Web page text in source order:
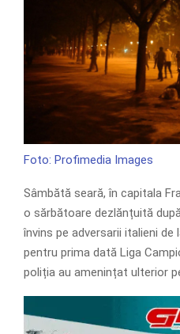
Foto: Profimedia Images
Sâmbătă seară, în capitala
o sărbătoare dezlănțuită
învins pe adversarii italieni
pentru prima dată Liga
poliția au amenințat ulterior